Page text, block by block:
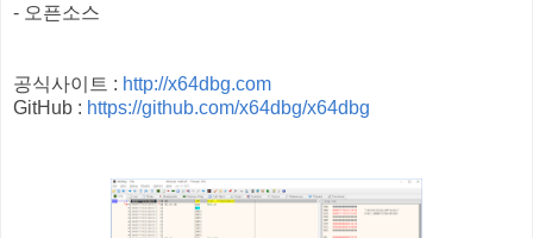
- 오픈소스
공식사이트 : http://x64dbg.com
GitHub : https://github.com/x64dbg/x64dbg